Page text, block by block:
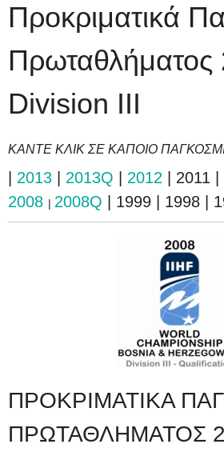
Προκριματικά
Πρωταθλήματος
Division III
ΚΑΝΤΕ ΚΛΙΚ ΣΕ ΚΑΠΟΙΟ
2013 2013Q 2012 | 2011 |
2008 | 2008Q | 1999 | 1998 |
ΠΡΟΚΡΙΜΑΤΙΚΑ
ΠΡΩΤΑΘΛΗΜΑΤΟΣ